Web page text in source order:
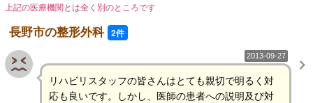
上記の医療機関とは全く別のところです
長野市の整形外科 2件
2013-09-27
リハビリスタッフの皆さんはとても親切で明るく対
応も良いです。しかし、医師の患者への説明及び対